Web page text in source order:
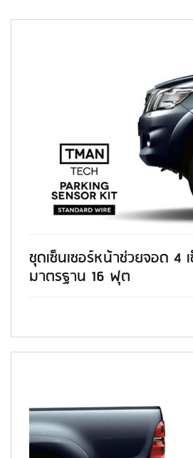
ชุดเซ็นเซอร์หน้าช่วยจอด 4
มาตรฐาน 16 ฟุต